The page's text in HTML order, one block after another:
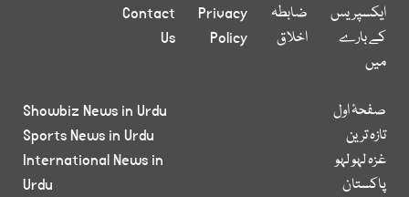
ایکسپریس
کے بارے
میں
ضابطہ
اخلاق
Privacy
Policy
Contact
Us
صفحۂ اول
تازہ ترین
غزہ لہو لہو
پاکستان
Showbiz News in Urdu
Sports News in Urdu
International News in
Urdu